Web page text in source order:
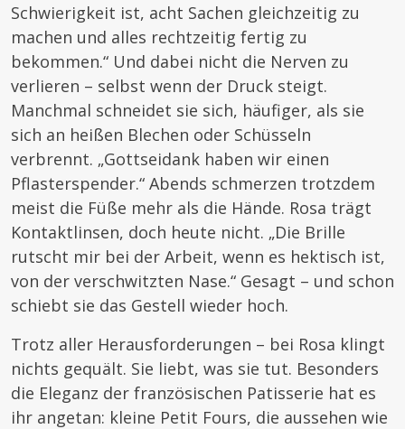
Schwierigkeit ist, acht Sachen gleichzeitig zu
machen und alles rechtzeitig fertig zu
bekommen.“ Und dabei nicht die Nerven zu
verlieren – selbst wenn der Druck steigt.
Manchmal schneidet sie sich, häufiger, als sie
sich an heißen Blechen oder Schüsseln
verbrennt. „Gottseidank haben wir einen
Pflasterspender.“ Abends schmerzen trotzdem
meist die Füße mehr als die Hände. Rosa trägt
Kontaktlinsen, doch heute nicht. „Die Brille
rutscht mir bei der Arbeit, wenn es hektisch ist,
von der verschwitzten Nase.“ Gesagt – und schon
schiebt sie das Gestell wieder hoch.
Trotz aller Herausforderungen – bei Rosa klingt
nichts gequält. Sie liebt, was sie tut. Besonders
die Eleganz der französischen Patisserie hat es
ihr angetan: kleine Petit Fours, die aussehen wie